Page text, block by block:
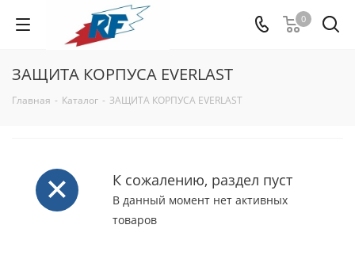
0
ЗАЩИТА КОРПУСА EVERLAST
Главная - Каталог - ЗАЩИТА КОРПУСА EVERLAST
К сожалению, раздел пуст
В данный момент нет активных
товаров